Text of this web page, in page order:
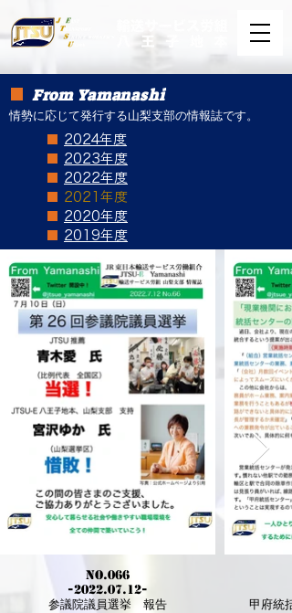
From Yamanashi
情勢に応じて発行する山梨支部の情報誌です。
2024年度
2023年度
2022年度
2021年度
2020年度
2019年度
No.066
-2022.07.12-
参議院議員選挙 報告
甲府統